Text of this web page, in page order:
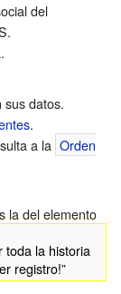
del
sus datos.
.
a la Orden
la del elemento
toda la historia
registro!”